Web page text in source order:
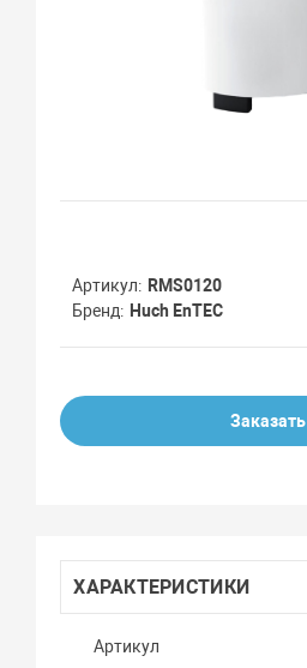
Артикул
RMS0120
Бренд
Huch EnTEC
Заказать
ХАРАКТЕРИСТИКИ
Артикул